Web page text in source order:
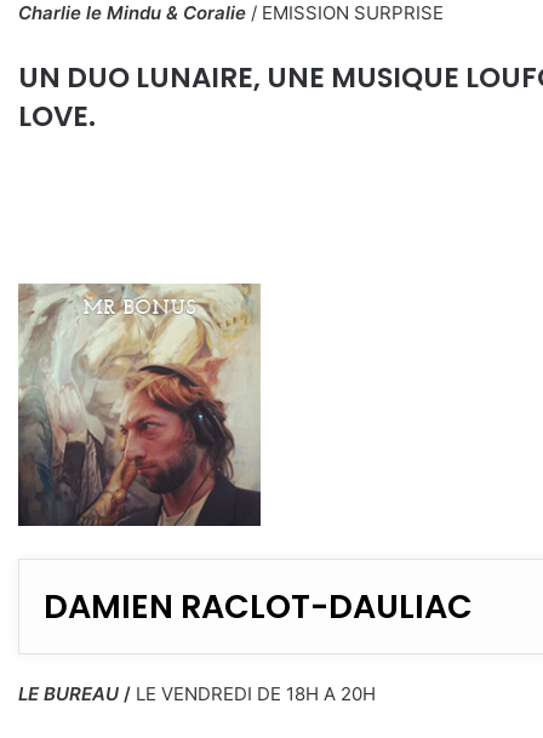
Charlie le Mindu & Coralie / EMISSION SURPRISE
UN DUO LUNAIRE, UNE MUSIQUE
LOVE.
DAMIEN RACLOT-DAULIAC
LE BUREAU / LE VENDREDI DE 18H A 20H